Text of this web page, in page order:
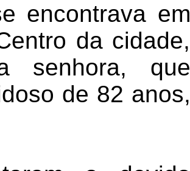
encontrava em
da cidade,
senhora, que
de 82 anos,